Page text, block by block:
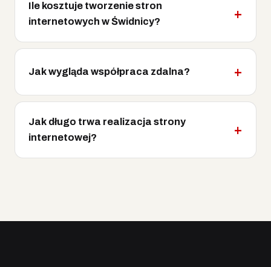
Ile kosztuje tworzenie stron
internetowych w Świdnicy?
Jak wygląda współpraca zdalna?
Jak długo trwa realizacja strony
internetowej?